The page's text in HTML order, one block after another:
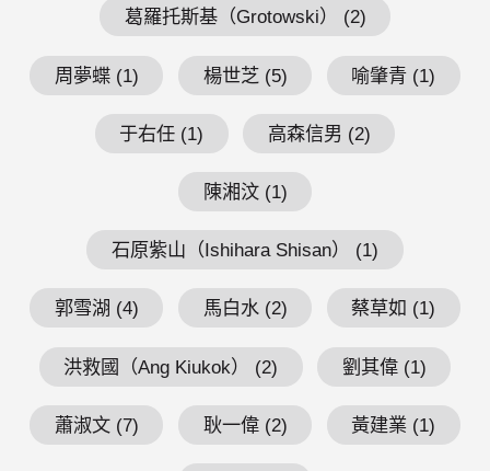
葛羅托斯基（Grotowski） (2)
周夢蝶 (1) 楊世芝 (5) 喻肇青 (1)
于右任 (1) 高森信男 (2)
陳湘汶 (1)
石原紫山（Ishihara Shisan） (1)
郭雪湖 (4) 馬白水 (2) 蔡草如 (1)
洪救國（Ang Kiukok） (2) 劉其偉 (1)
蕭淑文 (7) 耿一偉 (2) 黃建業 (1)